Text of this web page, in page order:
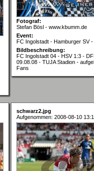
Fotograf:
Stefan Bösl - www.kbumm.de
Event:
FC Ingolstadt - Hamburger SV
Bildbeschreibung:
FC Ingolstadt 04 - HSV 1:3 -
09.08.08 - TUJA Stadion -
Fans
schwarz2.jpg
Aufgenommen: 2008-08-10